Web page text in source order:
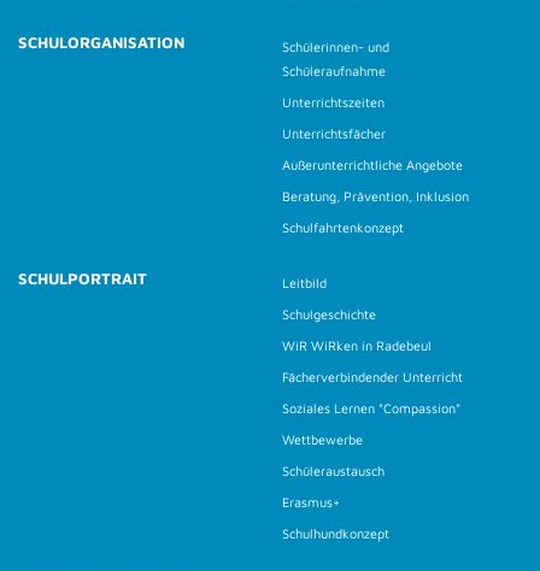
SCHULORGANISATION
Schülerinnen- und
Schüleraufnahme
Unterrichtszeiten
Unterrichtsfächer
Außerunterrichtliche Angebote
Beratung, Prävention, Inklusion
Schulfahrtenkonzept
SCHULPORTRAIT
Leitbild
Schulgeschichte
WiR WiRken in Radebeul
Fächerverbindender Unterricht
Soziales Lernen "Compassion"
Wettbewerbe
Schüleraustausch
Erasmus+
Schulhundkonzept